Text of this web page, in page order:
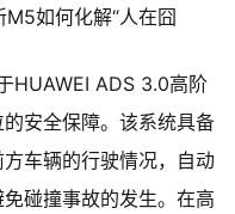
HUAWEI ADS 3.0高阶
安全保障。该系统具备
车辆的行驶情况，自动
碰撞事故的发生。在高